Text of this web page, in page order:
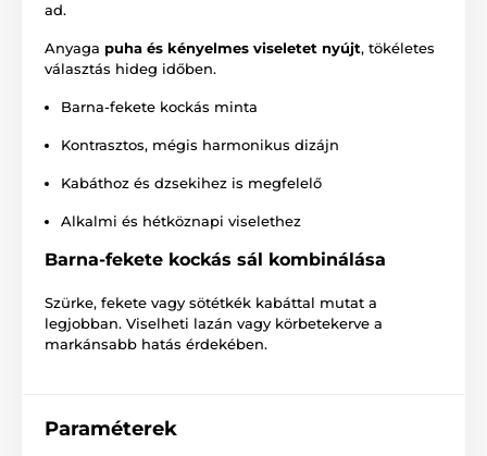
ad.
Anyaga puha és kényelmes viseletet nyújt, tökéletes
választás hideg időben.
Barna-fekete kockás minta
Kontrasztos, mégis harmonikus dizájn
Kabáthoz és dzsekihez is megfelelő
Alkalmi és hétköznapi viselethez
Barna-fekete kockás sál kombinálása
Szürke, fekete vagy sötétkék kabáttal mutat a
legjobban. Viselheti lazán vagy körbetekerve a
markánsabb hatás érdekében.
Paraméterek